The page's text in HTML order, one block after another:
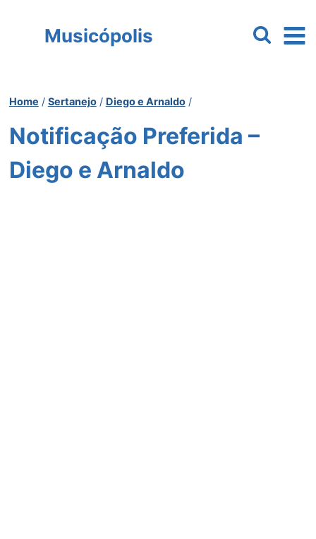
Musicópolis
Home / Sertanejo / Diego e Arnaldo /
Notificação Preferida –
Diego e Arnaldo